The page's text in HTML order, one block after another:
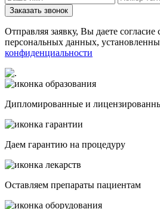
Заказать звонок
Отправляя заявку, Вы даете
персональных данных,
конфиденциальности
Дипломированные и
Даем гарантию на процедуру
Оставляем препараты пациентам